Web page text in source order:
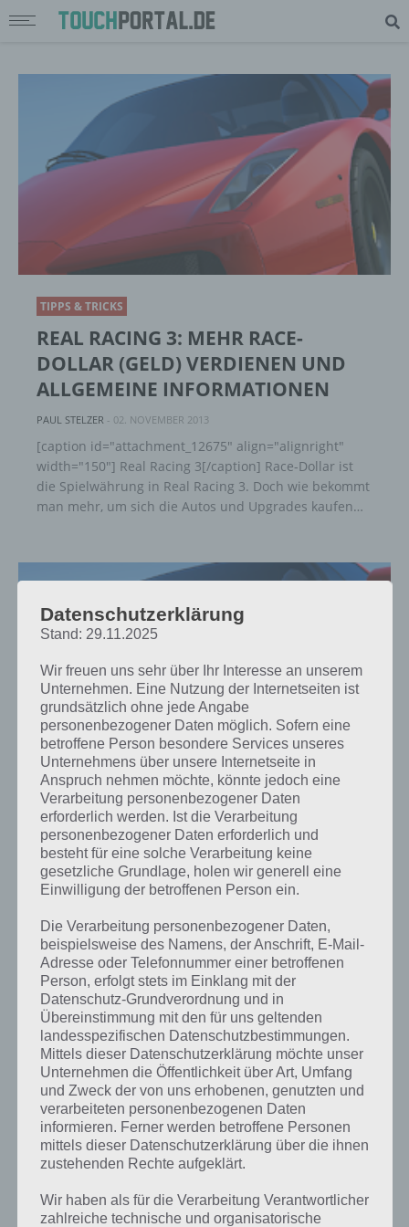
TIPPS & TRICKS
REAL RACING 3: MEHR RACE-
DOLLAR (GELD) VERDIENEN UND
ALLGEMEINE INFORMATIONEN
PAUL STELZER - 02. NOVEMBER 2013
[caption id="attachment_12675" align="alignright"
width="150"] Real Racing 3[/caption] Race-Dollar ist
die Spielwährung in Real Racing 3. Doch wie bekommt
man mehr, um sich die Autos und Upgrades kaufen…
TIPPS & TRICKS
REAL RACING 3: GOLD KOSTENLOS
BEKOMMEN – ANDROID, IOS
PAUL STELZER 22. OKTOBER 2013
kostenlos an Gold kommst. Dabei haben wir
verschiedene Möglichkeiten herausgefunden, damit
du dir auch ohne den…
Datenschutzerklärung
Stand: 29.11.2025
Wir freuen uns sehr über Ihr Interesse an unserem
Unternehmen. Eine Nutzung der Internetseiten ist
grundsätzlich ohne jede Angabe
personenbezogener Daten möglich. Sofern eine
betroffene Person besondere Services unseres
Unternehmens über unsere Internetseite in
Anspruch nehmen möchte, könnte jedoch eine
Verarbeitung personenbezogener Daten
erforderlich werden. Ist die Verarbeitung
personenbezogener Daten erforderlich und
besteht für eine solche Verarbeitung keine
gesetzliche Grundlage, holen wir generell eine
Einwilligung der betroffenen Person ein.
Die Verarbeitung personenbezogener Daten,
beispielsweise des Namens, der Anschrift, E-Mail-
Adresse oder Telefonnummer einer betroffenen
Person, erfolgt stets im Einklang mit der
Datenschutz-Grundverordnung und in
Übereinstimmung mit den für uns geltenden
landesspezifischen Datenschutzbestimmungen.
Mittels dieser Datenschutzerklärung möchte unser
Unternehmen die Öffentlichkeit über Art, Umfang
und Zweck der von uns erhobenen, genutzten und
verarbeiteten personenbezogenen Daten
informieren. Ferner werden betroffene Personen
mittels dieser Datenschutzerklärung über die ihnen
zustehenden Rechte aufgeklärt.
Wir haben als für die Verarbeitung Verantwortlicher
zahlreiche technische und organisatorische